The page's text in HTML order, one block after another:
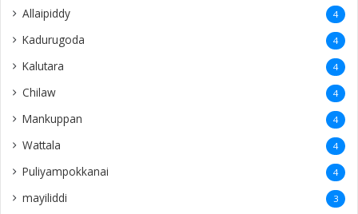
Allaipiddy 4
Kadurugoda 4
Kalutara 4
Chilaw 4
Mankuppan 4
Wattala 4
Puliyampokkanai 4
mayiliddi 3